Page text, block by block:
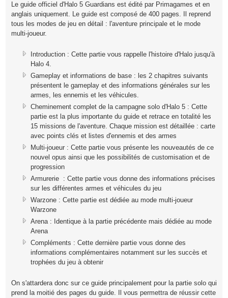
Le guide officiel d'Halo 5 Guardians est édité par Primagames et en
anglais uniquement. Le guide est composé de 400 pages. Il reprend
tous les modes de jeu en détail : l'aventure principale et le mode
multi-joueur.
Introduction : Cette partie vous rappelle l'histoire d'Halo jusqu'à
Halo 4.
Gameplay et informations de base : les 2 chapitres suivants
présentent le gameplay et des informations générales sur les
armes, les ennemis et les véhicules.
Cheminement complet de la campagne solo d'Halo 5 : Cette
partie est la plus importante du guide et retrace en totalité les
15 missions de l'aventure. Chaque mission est détaillée : carte
avec points clés et listes d'ennemis et des armes
Multi-joueur : Cette partie vous présente les nouveautés de ce
nouvel opus ainsi que les possibilités de customisation et de
progression
Armurerie : Cette partie vous donne des informations précises
sur les différentes armes et véhicules du jeu
Warzone : Cette partie est dédiée au mode multi-joueur
Warzone
Arena : Identique à la partie précédente mais dédiée au mode
Arena
Compléments : Cette dernière partie vous donne des
informations complémentaires notamment sur les succès et
trophées du jeu à obtenir
On s'attardera donc sur ce guide principalement pour la partie solo qui
prend la moitié des pages du guide. Il vous permettra de réussir cette